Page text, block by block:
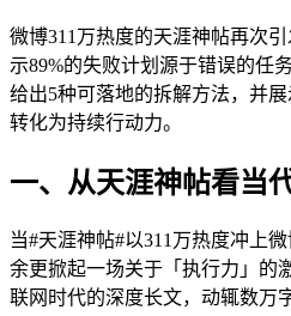
微博311万热度的天涯神帖再次
示89%的失败计划源于错误的任
给出5种可落地的拆解方法，并
转化为持续行动力。
一、从天涯神帖看当
当#天涯神帖#以311万热度冲上
余更掀起一场关于「执行力」的
联网时代的深度长文，动辄数万